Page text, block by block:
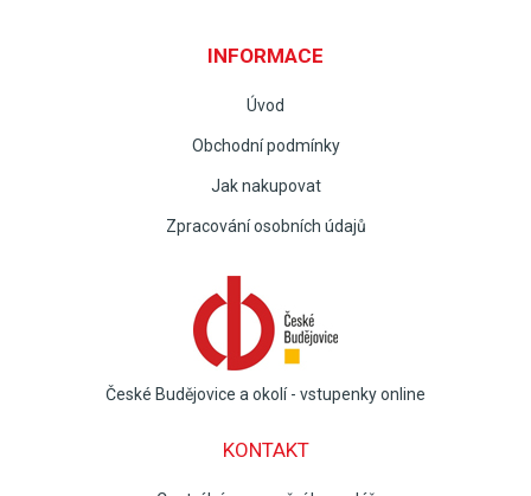
INFORMACE
Úvod
Obchodní podmínky
Jak nakupovat
Zpracování osobních údajů
České Budějovice a okolí - vstupenky online
KONTAKT